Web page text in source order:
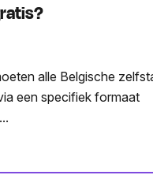
alle Belgische
een specifiek formaat